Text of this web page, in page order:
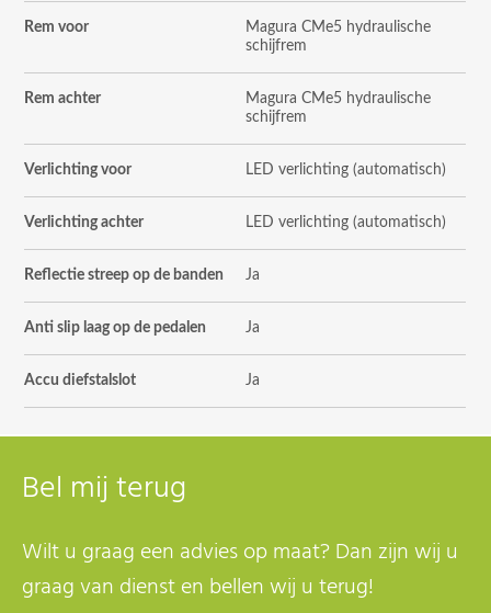
Rem voor
Magura CMe5 hydraulische
schijfrem
Rem achter
Magura CMe5 hydraulische
schijfrem
Verlichting voor LED verlichting (automatisch)
Verlichting achter LED verlichting (automatisch)
Reflectie streep op de banden Ja
Anti slip laag op de pedalen Ja
Accu diefstalslot Ja
Bel mij terug
Wilt u graag een advies op maat? Dan zijn wij u
graag van dienst en bellen wij u terug!